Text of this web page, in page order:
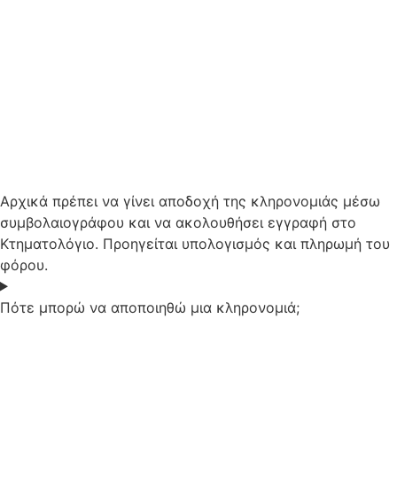
Αρχικά πρέπει να γίνει αποδοχή της κληρονομιάς μέσω
συμβολαιογράφου και να ακολουθήσει εγγραφή στο
Κτηματολόγιο. Προηγείται υπολογισμός και πληρωμή του
φόρου.
Πότε μπορώ να αποποιηθώ μια κληρονομιά;